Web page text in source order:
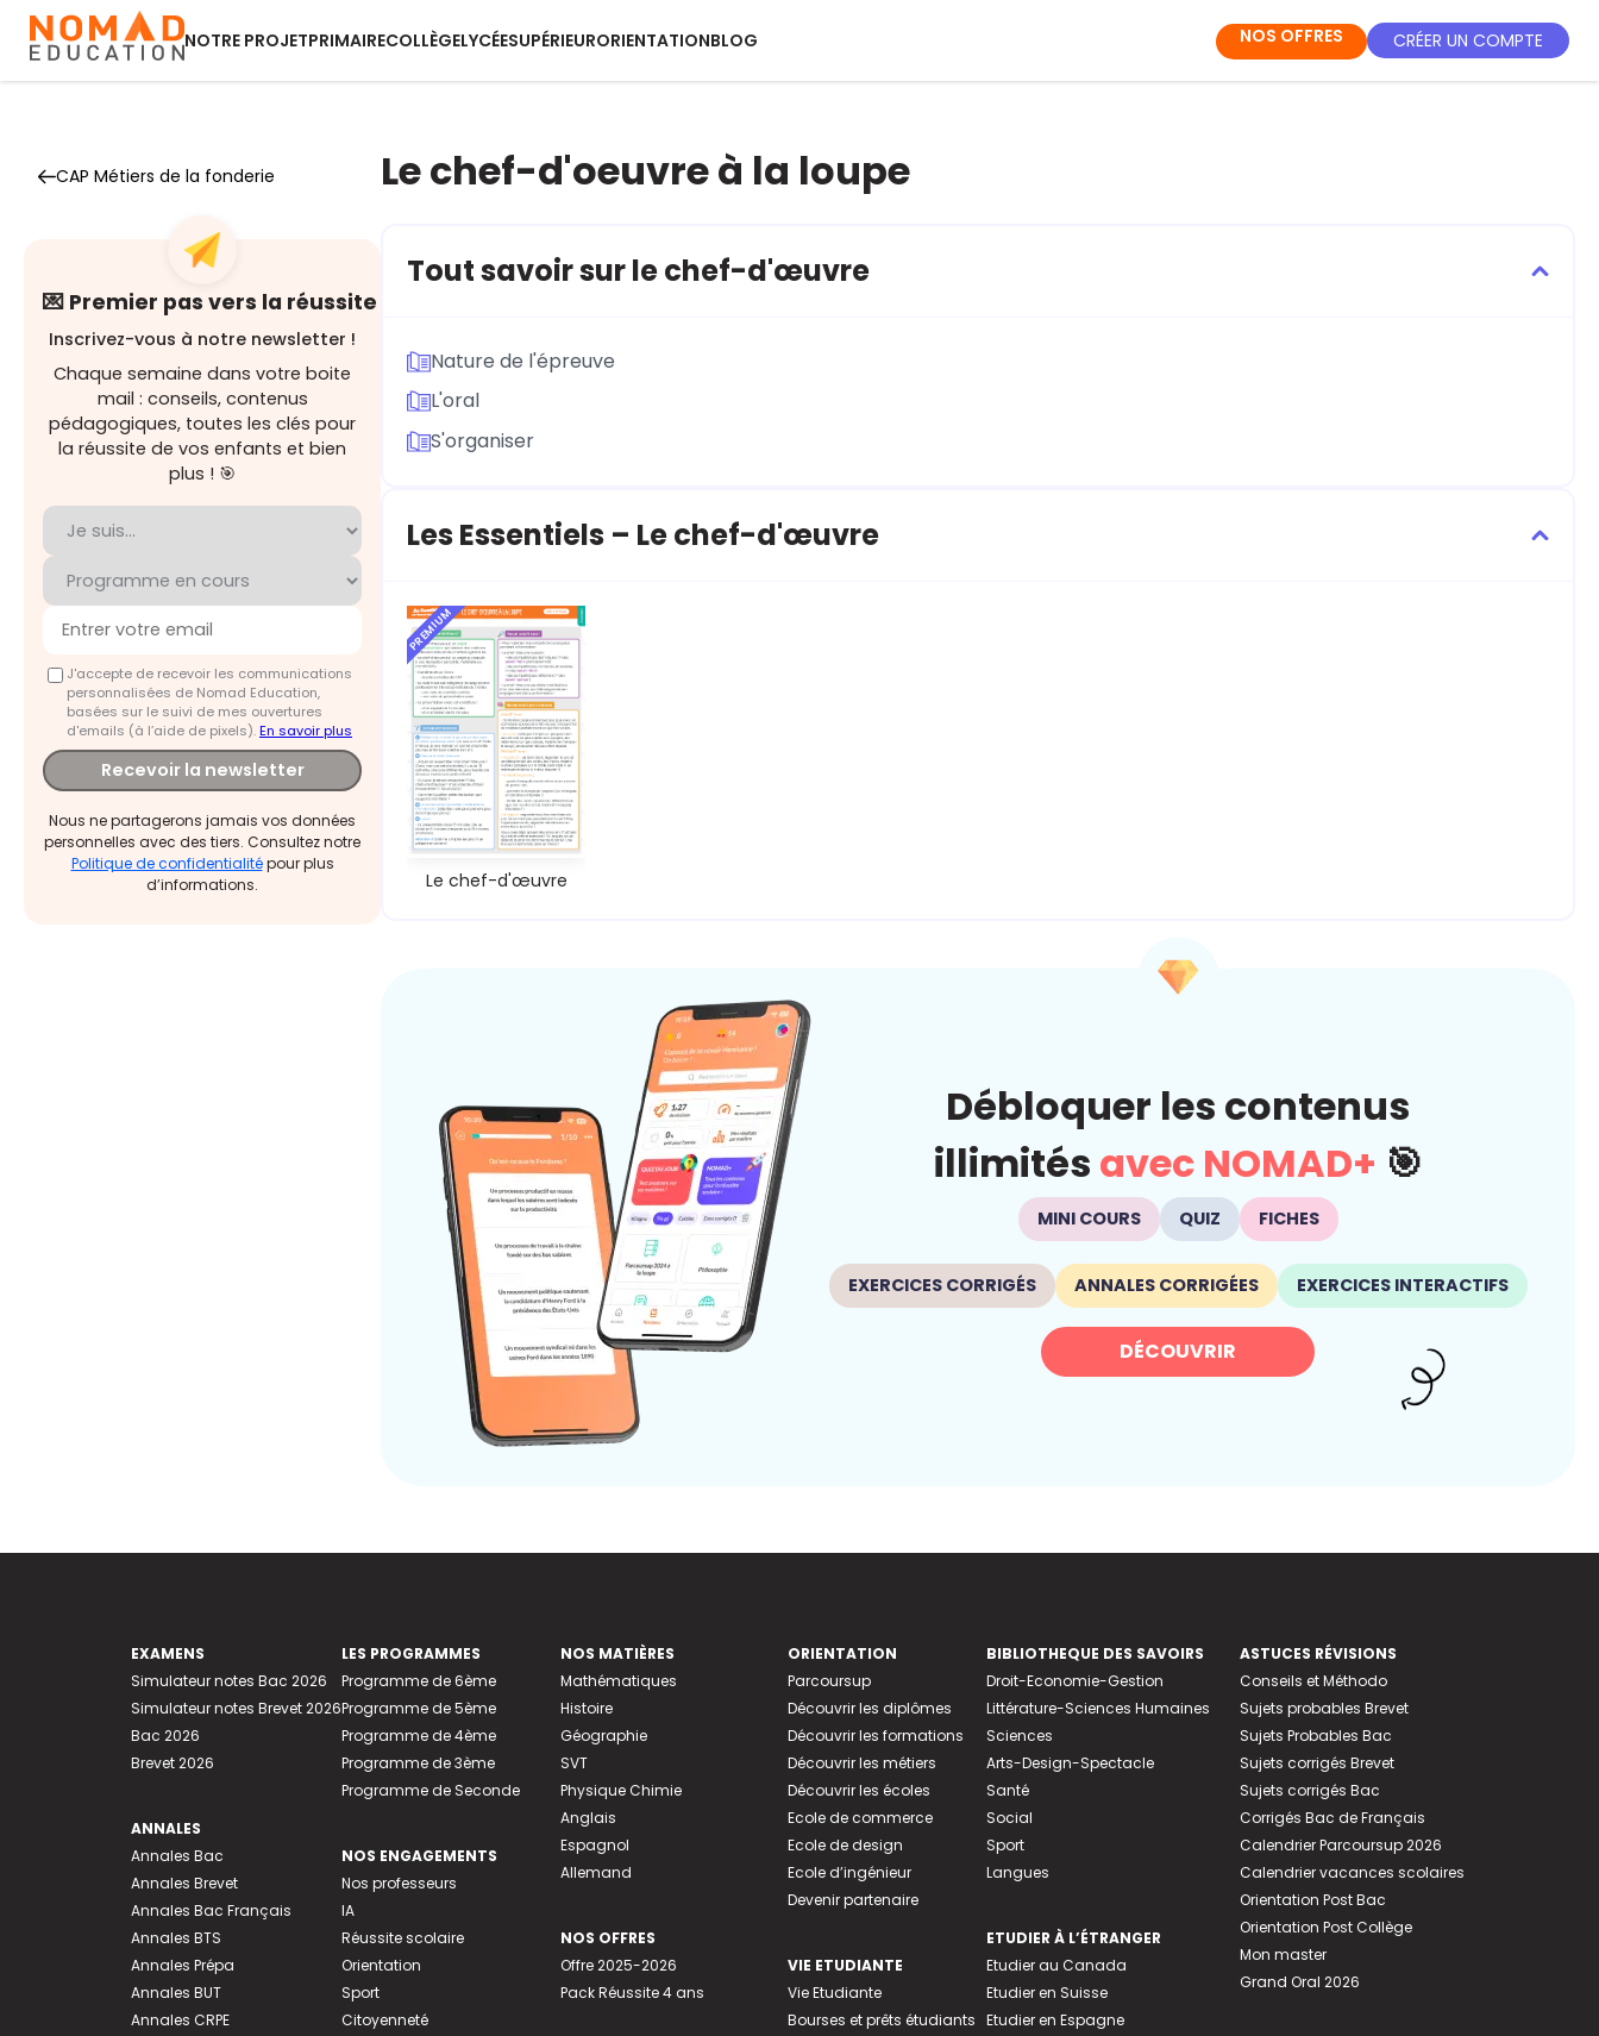
NOTRE PROJETPRIMAIRECOLLÈGELYCÉESUPÉRIEURORIENTATIONBLOG NOS OFFRES CRÉER UN COMPTE
CAP Métiers de la fonderie
💌 Premier pas vers la réussite
Inscrivez-vous à notre newsletter !
Chaque semaine dans votre boite
mail : conseils, contenus
pédagogiques, toutes les clés pour
la réussite de vos enfants et bien
plus ! 🎯
J'accepte de recevoir les communications
personnalisées de Nomad Education,
basées sur le suivi de mes ouvertures
d'emails (à l’aide de pixels).En savoir plus
Recevoir la newsletter
Nous ne partagerons jamais vos données
personnelles avec des tiers. Consultez notre
Politique de confidentialitépour plus
d’informations.
Le chef-d'oeuvre à la loupe
Tout savoir sur le chef-d'œuvre
Nature de l'épreuve
L'oral
S'organiser
Les Essentiels – Le chef-d'œuvre
PREMIUM
Le chef-d'œuvre
Débloquer les contenus
illimités avec NOMAD+ 🎯
MINI COURS QUIZ FICHES
EXERCICES CORRIGÉS ANNALES CORRIGÉES EXERCICES INTERACTIFS
DÉCOUVRIR
EXAMENS
Simulateur notes Bac 2026
Simulateur notes Brevet 2026
Bac 2026
Brevet 2026
ANNALES
Annales Bac
Annales Brevet
Annales Bac Français
Annales BTS
Annales Prépa
Annales BUT
Annales CRPE
LES PROGRAMMES
Programme de 6ème
Programme de 5ème
Programme de 4ème
Programme de 3ème
Programme de Seconde
NOS ENGAGEMENTS
Nos professeurs
IA
Réussite scolaire
Orientation
Sport
Citoyenneté
NOS MATIÈRES
Mathématiques
Histoire
Géographie
SVT
Physique Chimie
Anglais
Espagnol
Allemand
NOS OFFRES
Offre 2025-2026
Pack Réussite 4 ans
ORIENTATION
Parcoursup
Découvrir les diplômes
Découvrir les formations
Découvrir les métiers
Découvrir les écoles
Ecole de commerce
Ecole de design
Ecole d’ingénieur
Devenir partenaire
VIE ETUDIANTE
Vie Etudiante
Bourses et prêts étudiants
BIBLIOTHEQUE DES SAVOIRS
Droit-Economie-Gestion
Littérature-Sciences Humaines
Sciences
Arts-Design-Spectacle
Santé
Social
Sport
Langues
ETUDIER À L’ÉTRANGER
Etudier au Canada
Etudier en Suisse
Etudier en Espagne
ASTUCES RÉVISIONS
Conseils et Méthodo
Sujets probables Brevet
Sujets Probables Bac
Sujets corrigés Brevet
Sujets corrigés Bac
Corrigés Bac de Français
Calendrier Parcoursup 2026
Calendrier vacances scolaires
Orientation Post Bac
Orientation Post Collège
Mon master
Grand Oral 2026